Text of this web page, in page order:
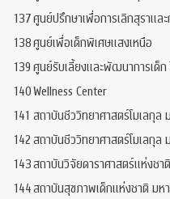
137ศูนย์ปรึกษาเพื่อการเลิกสุราแล
138ศูนย์เพื่อเด็กพิเศษแสงเหนือ
139ศูนย์รับเลี้ยงและพัฒนาการเด็
140Wellness Center
141 สถาบันชีววิทยาศาสตร์โมเลกุล
142สถาบันชีววิทยาศาสตร์โมเลกุล
143สถาบันวิจัยดาราศาสตร์แห่งช
144สถาบันสุขภาพเด็กแห่งชาติ มห